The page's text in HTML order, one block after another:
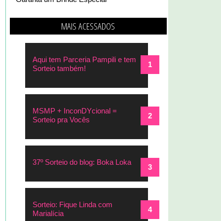
MAIS ACESSADOS
Aqui tem Parceria Pampili e tem
Sorteio também!
MSMP + InconDYcional =
Sorteio pra Vocês
37º Sorteio do blog: Boka Loka
Sorteio: Fique Linda com
Marialícia